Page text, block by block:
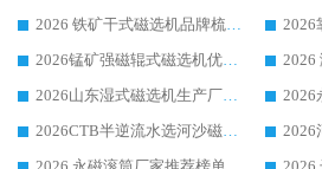
2026 铁矿干式磁选机品牌梳理 华体会手机网页版-华体会(中国) 厂家甄选要点
2026锰矿强磁辊式磁选机优选品牌_华体会手机网页版-华体会(中国) 专业厂家值得选择
2026山东湿式磁选机生产厂家推荐：华体会手机网页版-华体会(中国) ，深耕磁电领域十余载
2026CTB半逆流水选河沙磁选机哪家好_华体会手机网页版-华体会(中国) _值得信赖